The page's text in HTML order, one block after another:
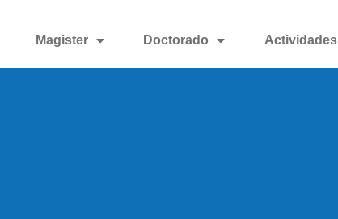
Magister Doctorado Actividades